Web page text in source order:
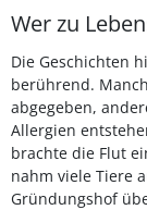
Wer zu
Die Geschichten
berührend.
abgegeben,
Allergien
brachte die Flut
nahm viele Tiere
Gründungshof